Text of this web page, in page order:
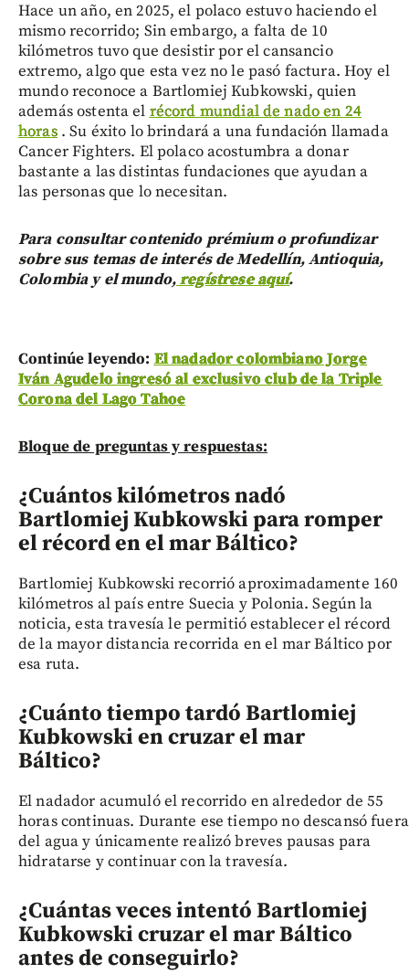
Hace un año, en 2025, el polaco estuvo haciendo el
mismo recorrido; Sin embargo, a falta de 10
kilómetros tuvo que desistir por el cansancio
extremo, algo que esta vez no le pasó factura. Hoy el
mundo reconoce a Bartlomiej Kubkowski, quien
además ostenta elrécord mundial de nado en 24
horas. Su éxito lo brindará a una fundación llamada
Cancer Fighters. El polaco acostumbra a donar
bastante a las distintas fundaciones que ayudan a
las personas que lo necesitan.
Para consultar contenido prémium o profundizar
sobre sus temas de interés de Medellín, Antioquia,
Colombia y el mundo,regístrese aquí.
Continúe leyendo:El nadador colombiano Jorge
Iván Agudelo ingresó al exclusivo club de la Triple
Corona del Lago Tahoe
Bloque de preguntas y respuestas:
¿Cuántos kilómetros nadó
Bartlomiej Kubkowski para romper
el récord en el mar Báltico?
Bartlomiej Kubkowski recorrió aproximadamente 160
kilómetros al país entre Suecia y Polonia. Según la
noticia, esta travesía le permitió establecer el récord
de la mayor distancia recorrida en el mar Báltico por
esa ruta.
¿Cuánto tiempo tardó Bartlomiej
Kubkowski en cruzar el mar
Báltico?
El nadador acumuló el recorrido en alrededor de 55
horas continuas. Durante ese tiempo no descansó fuera
del agua y únicamente realizó breves pausas para
hidratarse y continuar con la travesía.
¿Cuántas veces intentó Bartlomiej
Kubkowski cruzar el mar Báltico
antes de conseguirlo?